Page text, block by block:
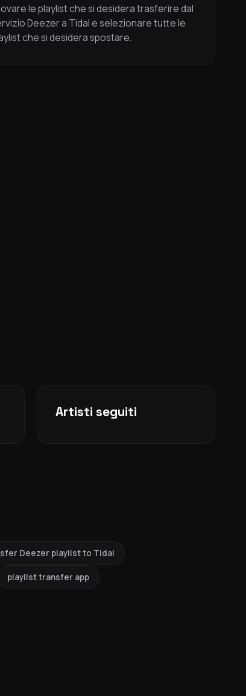
le playlist che si desidera trasferire dal
Deezer a Tidal e selezionare tutte le
che si desidera spostare.
Artisti seguiti
Deezer playlist to Tidal
playlist transfer app